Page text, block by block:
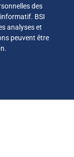
des
BSI
analyses et
peuvent être